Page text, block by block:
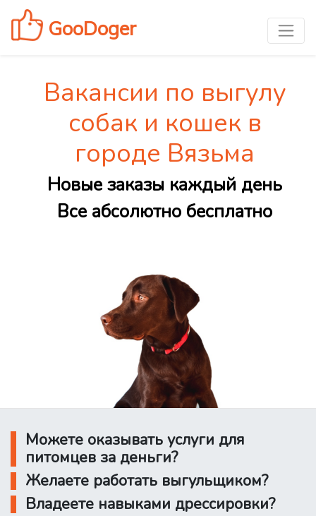
GooDoger
Вакансии по выгулу
собак и кошек в
городе Вязьма
Новые заказы каждый день
Все абсолютно бесплатно
Можете оказывать услуги для
питомцев за деньги?
Желаете работать выгульщиком?
Владеете навыками дрессировки?